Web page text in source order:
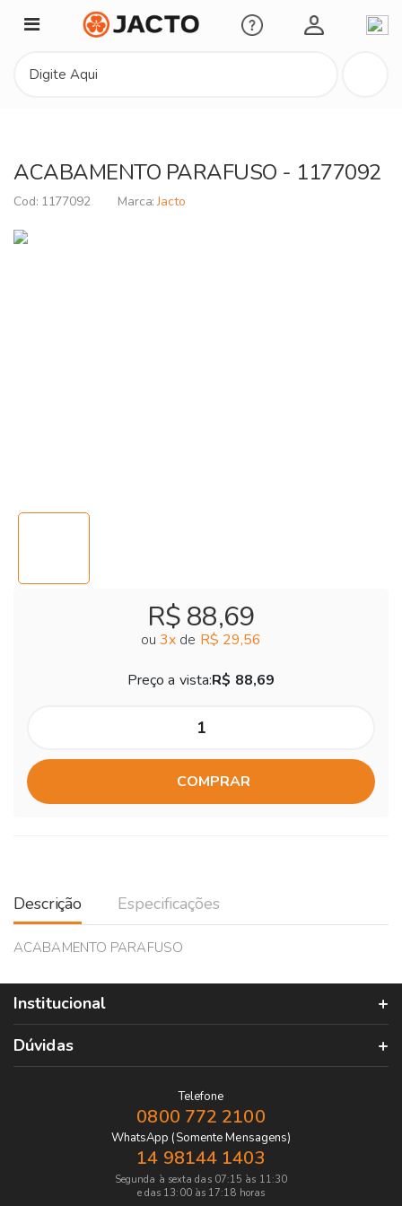
Minha Conta
ACABAMENTO PARAFUSO - 1177092
1177092 Jacto
R$ 88,69
ou 3x de R$ 29,56
Preço a vista:R$ 88,69
COMPRAR
Descrição Especificações
ACABAMENTO PARAFUSO
Institucional
Dúvidas
Telefone
0800 772 2100
WhatsApp (Somente Mensagens)
14 98144 1403
Segunda à sexta das 07:15 às 11:30
e das 13:00 às 17:18 horas